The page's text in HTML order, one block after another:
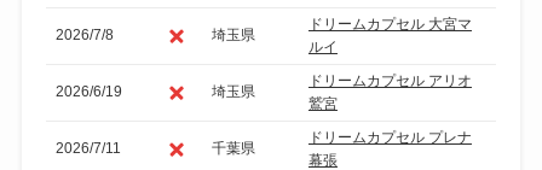
り
2026/7/8 埼玉県
ドリームカプセル 大宮マ
ルイ
2026/6/19 埼玉県
ドリームカプセル アリオ
鷲宮
2026/7/11 千葉県
ドリームカプセル プレナ
幕張